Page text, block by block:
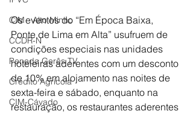
CIM - Alto Minho
CCDR-N
Peneda Gerês TV
Crédito Agrícola
CIM-Cávado
Os eventos do “Em Época Baixa,
Ponte de Lima em Alta” usufruem de
condições especiais nas unidades
hoteleiras aderentes com um desconto
de 10% em alojamento nas noites de
sexta-feira e sábado, enquanto na
restauração, os restaurantes aderentes